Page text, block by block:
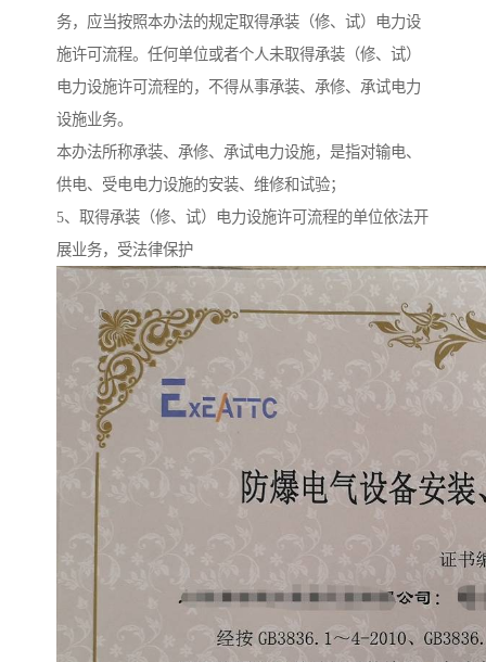
务，应当按照本办法的规定取得承装（修、试）电力设
施许可流程。任何单位或者个人未取得承装（修、试）
电力设施许可流程的，不得从事承装、承修、承试电力
设施业务。
本办法所称承装、承修、承试电力设施，是指对输电、
供电、受电电力设施的安装、维修和试验；
5、取得承装（修、试）电力设施许可流程的单位依法开
展业务，受法律保护